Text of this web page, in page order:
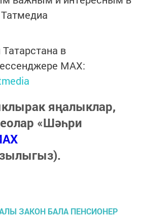
Татмедиа
в
MАХ:
яңалыклар,
«Шәһри
ЗАКОН БАЛА ПЕНСИОНЕР